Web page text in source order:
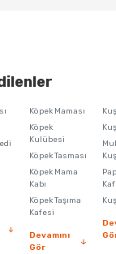
veya armatür
yeni sisteme adapte
adapte olmasını
azalır. Ayrıca yeni
geçmesini sağlar.
Köpek Maması
Köpek
Kulübesi
Köpek Tasması
Köpek Mama
Kabı
Köpek Taşıma
Kafesi
Devamını
Gör